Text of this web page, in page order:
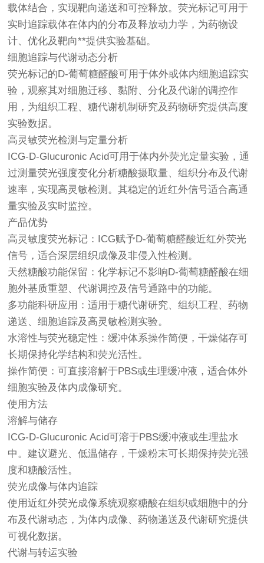
载体结合，实现靶向递送和可控释放。荧光标记可用于
实时追踪载体在体内的分布及释放动力学，为药物设
计、优化及靶向**提供实验基础。
细胞追踪与代谢动态分析
荧光标记的D-葡萄糖醛酸可用于体外或体内细胞追踪实
验，观察其对细胞迁移、黏附、分化及代谢的调控作
用，为组织工程、糖代谢机制研究及药物研究提供高度
实验数据。
高灵敏荧光检测与定量分析
ICG-D-Glucuronic Acid可用于体内外荧光定量实验，通
过测量荧光强度变化分析糖酸摄取量、组织分布及代谢
速率，实现高灵敏检测。其稳定的近红外信号适合高通
量实验及实时监控。
产品优势
高灵敏度荧光标记：ICG赋予D-葡萄糖醛酸近红外荧光
信号，适合深层组织成像及非侵入性检测。
天然糖酸功能保留：化学标记不影响D-葡萄糖醛酸在细
胞外基质重塑、代谢调控及信号通路中的功能。
多功能科研应用：适用于糖代谢研究、组织工程、药物
递送、细胞追踪及高灵敏检测实验。
水溶性与荧光稳定性：缓冲体系操作简便，干燥储存可
长期保持化学结构和荧光活性。
操作简便：可直接溶解于PBS或生理缓冲液，适合体外
细胞实验及体内成像研究。
使用方法
溶解与储存
ICG-D-Glucuronic Acid可溶于PBS缓冲液或生理盐水
中。建议避光、低温储存，干燥粉末可长期保持荧光强
度和糖酸活性。
荧光成像与体内追踪
使用近红外荧光成像系统观察糖酸在组织或细胞中的分
布及代谢动态，为体内成像、药物递送及代谢研究提供
可视化数据。
代谢与转运实验